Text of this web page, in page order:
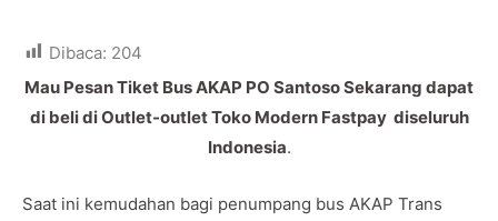
Dibaca: 204
Mau Pesan Tiket Bus AKAP PO Santoso Sekarang dapat
di beli di Outlet-outlet Toko Modern Fastpay diseluruh
Indonesia.
Saat ini kemudahan bagi penumpang bus AKAP Trans